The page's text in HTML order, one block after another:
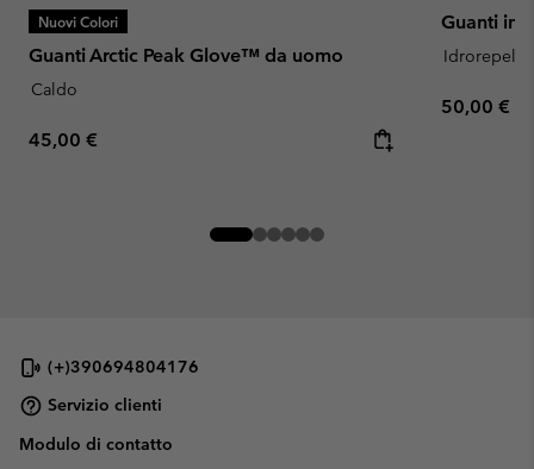
Nuovi Colori
Guanti Arctic Peak Glove™ da uomo
Caldo
Regular price:
45,00 €
Guanti
Regular
50,00 €
(+)390694804176
Servizio clienti
Modulo di contatto